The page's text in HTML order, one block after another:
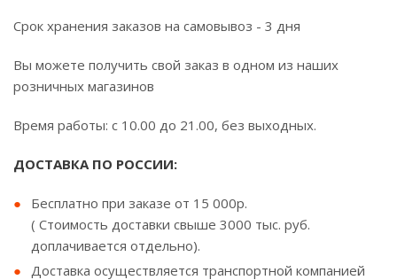
Срок хранения заказов на самовывоз - 3 дня
Вы можете получить свой заказ в одном из наших
розничных магазинов
Время работы: с 10.00 до 21.00, без выходных.
ДОСТАВКА ПО РОССИИ:
Бесплатно при заказе от 15 000р.
( Стоимость доставки свыше 3000 тыс. руб.
доплачивается отдельно).
Доставка осуществляется транспортной компанией